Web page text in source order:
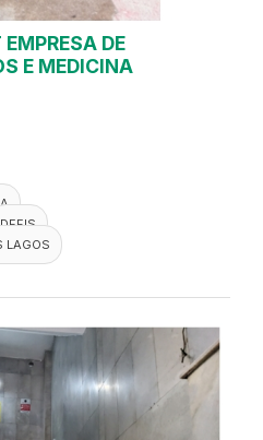
DE
E MEDICINA
DEFIS
LAGOS